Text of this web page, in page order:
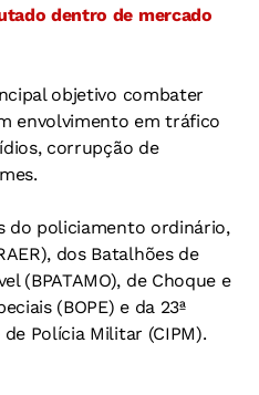
dentro de mercado
objetivo combater
envolvimento em tráfico
corrupção de
do policiamento ordinário,
dos Batalhões de
(BPATAMO), de Choque e
(BOPE) e da 23ª
Polícia Militar (CIPM).